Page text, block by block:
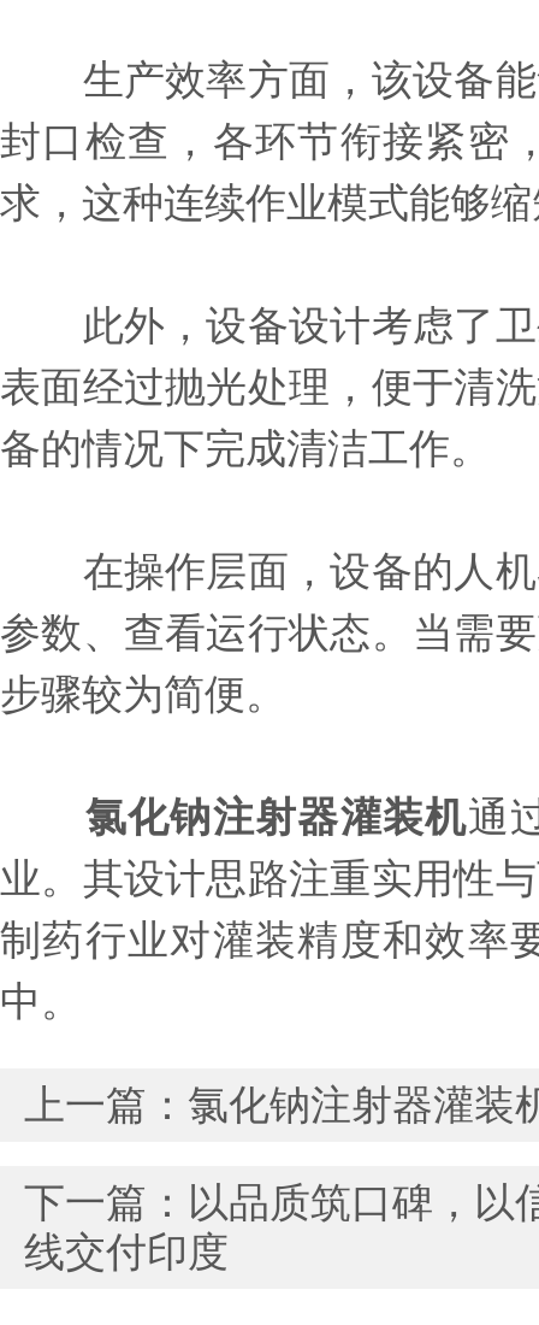
生产效率方面，该设备能
封口检查，各环节衔接紧密
求，这种连续作业模式能够
此外，设备设计考虑了卫
表面经过抛光处理，便于清
备的情况下完成清洁工作。
在操作层面，设备的人机
参数、查看运行状态。当需
步骤较为简便。
氯化钠注射器灌装机通
业。其设计思路注重实用性
制药行业对灌装精度和效率
中。
上一篇： 氯化钠注射器灌装
下一篇： 以品质筑口碑，以
线交付印度